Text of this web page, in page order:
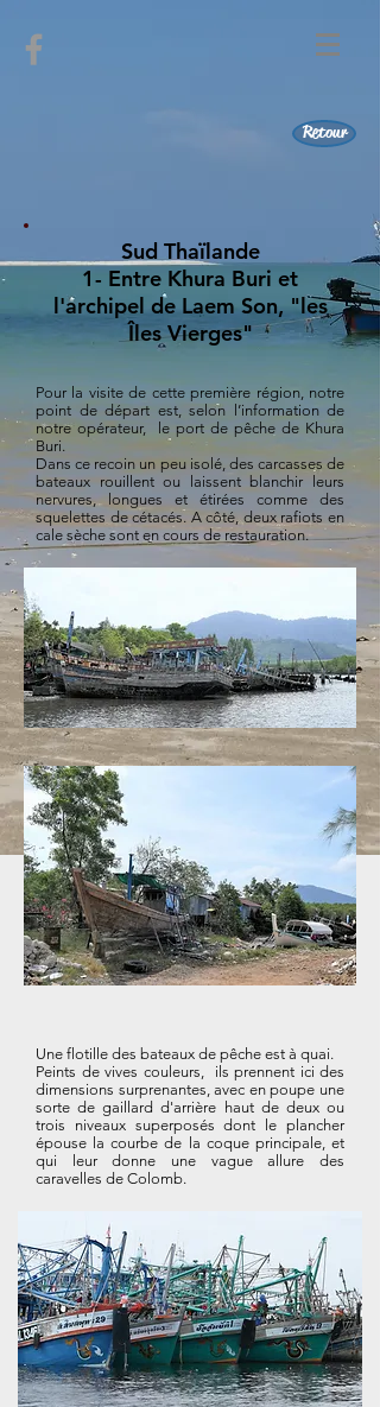
Retour
Sud Thaïlande
1- Entre Khura Buri et
l'archipel de Laem Son, "les
Îles Vierges"
Pour la visite de cette première région, notre
point de départ est, selon l’information de
notre opérateur, le port de pêche de Khura
Buri.
Dans ce recoin un peu isolé, des carcasses de
bateaux rouillent ou laissent blanchir leurs
nervures, longues et étirées comme des
squelettes de cétacés. A côté, deux rafiots en
cale sèche sont en cours de restauration.
Une flotille des bateaux de pêche est à quai.
Peints de vives couleurs, ils prennent ici des
dimensions surprenantes, avec en poupe une
sorte de gaillard d'arrière haut de deux ou
trois niveaux superposés dont le plancher
épouse la courbe de la coque principale, et
qui leur donne une vague allure des
caravelles de Colomb.